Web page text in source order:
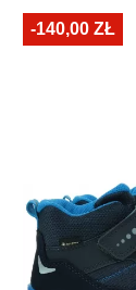
-140,00 ZŁ